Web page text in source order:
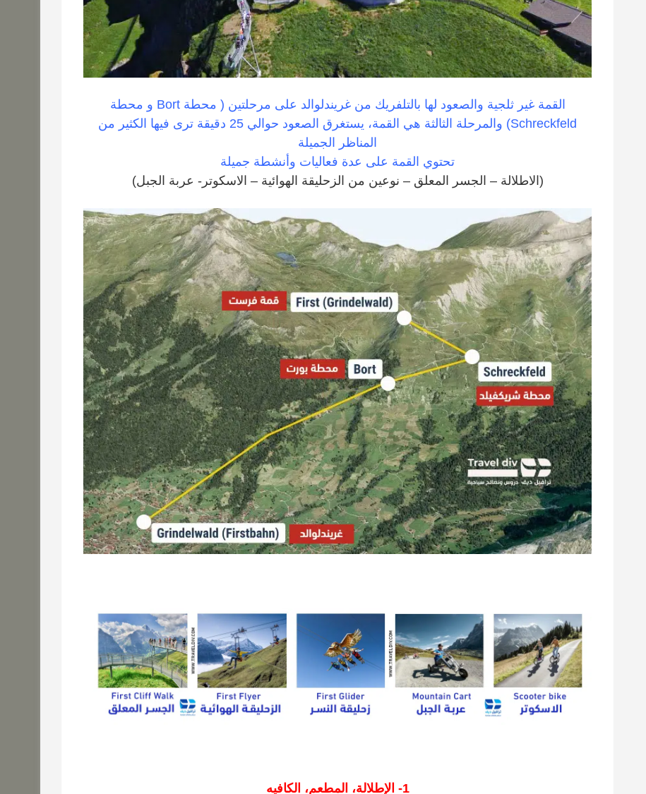
القمة غير ثلجية والصعود لها بالتلفريك من غريندلوالد على مرحلتين ( محطة Bort و محطة
Schreckfeld) والمرحلة الثالثة هي القمة، يستغرق الصعود حوالي 25 دقيقة ترى فيها الكثير من
المناظر الجميلة
تحتوي القمة على عدة فعاليات وأنشطة جميلة
(الاطلالة – الجسر المعلق – نوعين من الزحليقة الهوائية – الاسكوتر- عربة الجبل)
1- الإطلالة، المطعم، الكافيه